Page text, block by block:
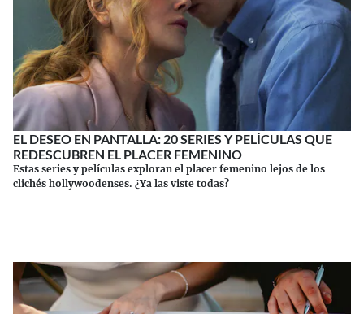
EL DESEO EN PANTALLA: 20 SERIES Y PELÍCULAS QUE
REDESCUBREN EL PLACER FEMENINO
Estas series y películas exploran el placer femenino lejos de los
clichés hollywoodenses. ¿Ya las viste todas?